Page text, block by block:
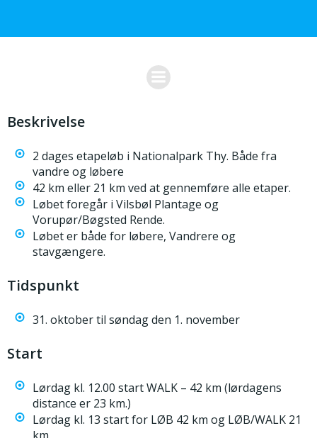
indhold
Beskrivelse
2 dages etapeløb i Nationalpark Thy. Både fra
vandre og løbere
42 km eller 21 km ved at gennemføre alle etaper.
Løbet foregår i Vilsbøl Plantage og
Vorupør/Bøgsted Rende.
Løbet er både for løbere, Vandrere og
stavgængere.
Tidspunkt
31. oktober til søndag den 1. november
Start
Lørdag kl. 12.00 start WALK – 42 km (lørdagens
distance er 23 km.)
Lørdag kl. 13 start for LØB 42 km og LØB/WALK 21